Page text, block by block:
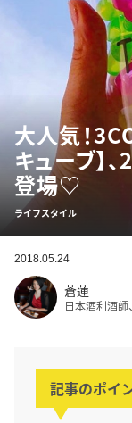
大人気！
キューブ】
登場♡
ライフスタイル
2018.05.24
蒼蓮
日本酒利酒
記事のポイ